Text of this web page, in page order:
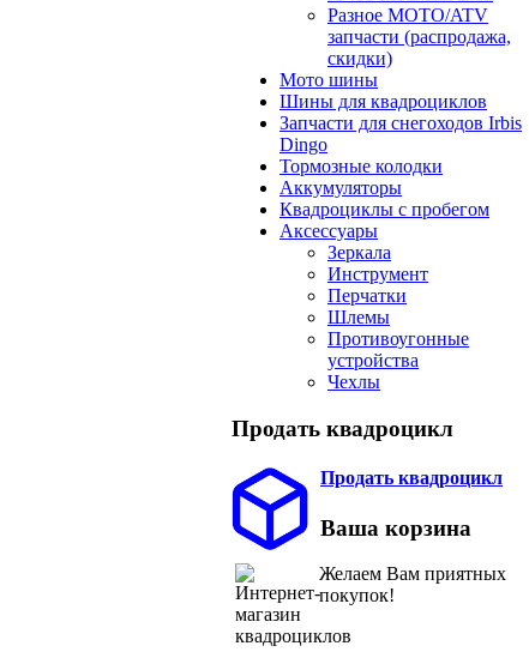
Разное МОТО/ATV
запчасти (распродажа,
скидки)
Мото шины
Шины для квадроциклов
Запчасти для снегоходов Irbis
Dingo
Тормозные колодки
Аккумуляторы
Квадроциклы с пробегом
Аксессуары
Зеркала
Инструмент
Перчатки
Шлемы
Противоугонные
устройства
Чехлы
Продать квадроцикл
Продать квадроцикл
Ваша корзина
Желаем Вам приятных
покупок!